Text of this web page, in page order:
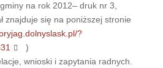
na rok 2012– druk nr 3,
znajduje się na poniższej stronie
?
)
wnioski i zapytania radnych.